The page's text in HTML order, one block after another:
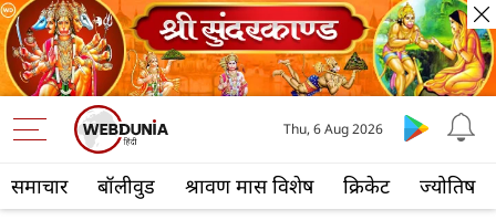
समाचार बॉलीवुड श्रावण मास विशेष क्रिकेट ज्योतिष
Thu, 6 Aug 2026